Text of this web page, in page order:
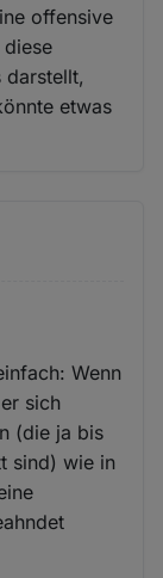
offensive
darstellt,
etwas
Wenn
sich
(die ja bis
sind) wie in